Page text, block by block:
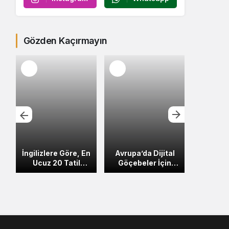
Gözden Kaçırmayın
İngilizlere Göre, En
Ucuz 20 Tatil
Destinasyonu
Avrupa’da Dijital
Göçebeler İçin
Hangi Ülke Daha